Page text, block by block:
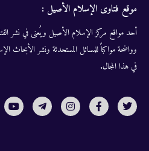
موقع فتاوى الإسلام الأصيل :
أحد مواقع مركز الإسلام الأصيل ويُعنى في نشر
وواضحة مواكباً للمسائل المستحدثة ونشر الأبحاث
في هذا المجال.